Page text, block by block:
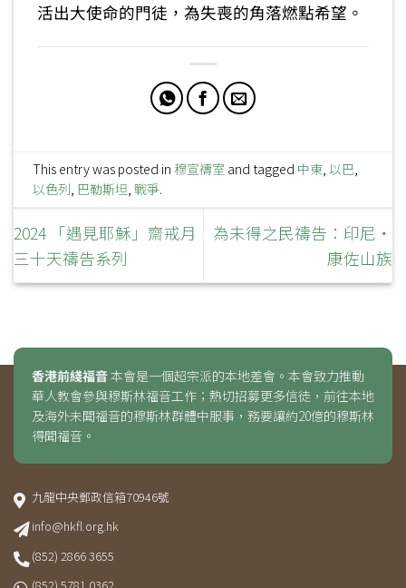
活出大使命的門徒，為失喪的角落燃點希望。
This entry was posted in穆宣禱室 and tagged 中東,以巴,
以色列, 巴勒斯坦,戰爭.
2024 「遇見耶穌」齋戒月
三十天禱告系列
為未得之民禱告：印尼‧
康佐山族
香港前綫福音本會是一個超宗派的本地差會。本會致力推動
華人教會參與穆斯林福音工作；熱切招募更多信徒，前往本地
及海外未聞福音的穆斯林群體中服事，務要讓約20億的穆斯林
得聞福音。
九龍中央郵政信箱70946號
info@hkfl.org.hk
(852) 2866 3655